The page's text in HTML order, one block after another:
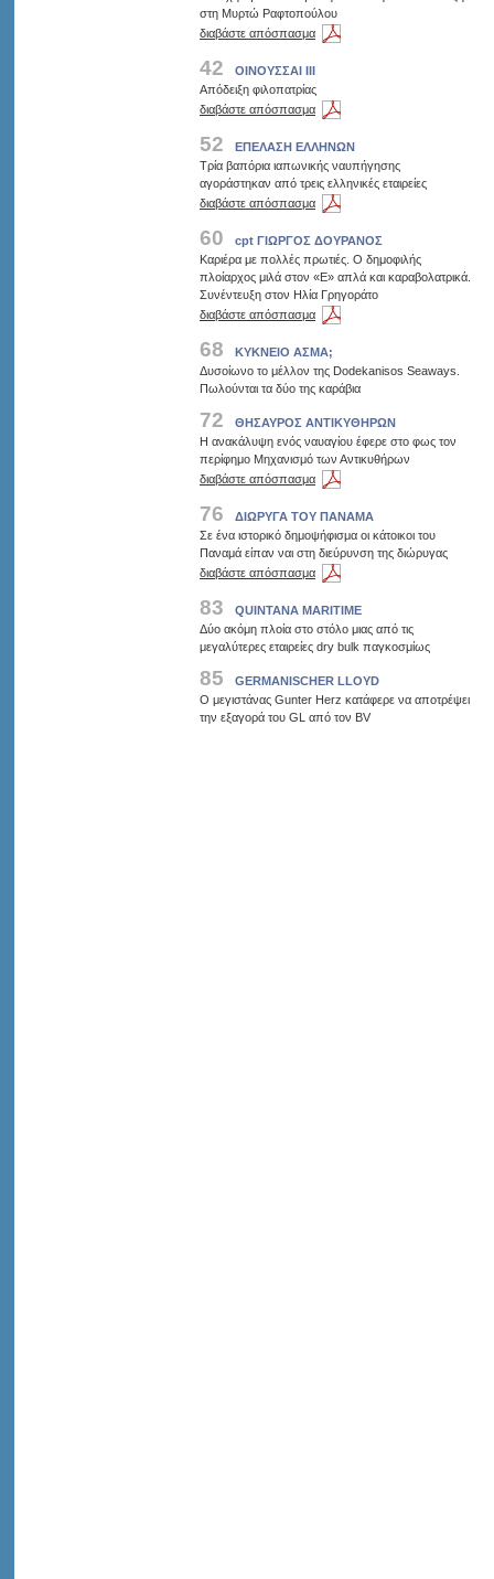
στη Μυρτώ Ραφτοπούλου
διαβάστε απόσπασμα
42
ΟΙΝΟΥΣΣΑΙ ΙΙΙ
Απόδειξη φιλοπατρίας
διαβάστε απόσπασμα
52
ΕΠΕΛΑΣΗ ΕΛΛΗΝΩΝ
Τρία βαπόρια ιαπωνικής ναυπήγησης
αγοράστηκαν από τρεις ελληνικές εταιρείες
διαβάστε απόσπασμα
60
cpt ΓΙΩΡΓΟΣ ΔΟΥΡΑΝΟΣ
Καριέρα με πολλές πρωτιές. Ο δημοφιλής
πλοίαρχος μιλά στον «Ε» απλά και καραβολατρικά.
Συνέντευξη στον Ηλία Γρηγοράτο
διαβάστε απόσπασμα
68
ΚΥΚΝΕΙΟ ΑΣΜΑ;
Δυσοίωνο το μέλλον της Dodekanisos Seaways.
Πωλούνται τα δύο της καράβια
72
ΘΗΣΑΥΡΟΣ ΑΝΤΙΚΥΘΗΡΩΝ
Η ανακάλυψη ενός ναυαγίου έφερε στο φως τον
περίφημο Μηχανισμό των Αντικυθήρων
διαβάστε απόσπασμα
76
ΔΙΩΡΥΓΑ ΤΟΥ ΠΑΝΑΜΑ
Σε ένα ιστορικό δημοψήφισμα οι κάτοικοι του
Παναμά είπαν ναι στη διεύρυνση της διώρυγας
διαβάστε απόσπασμα
83
QUINTANA MARITIME
Δύο ακόμη πλοία στο στόλο μιας από τις
μεγαλύτερες εταιρείες dry bulk παγκοσμίως
85
GERMANISCHER LLOYD
O μεγιστάνας Gunter Herz κατάφερε να αποτρέψει
την εξαγορά του GL από τον BV